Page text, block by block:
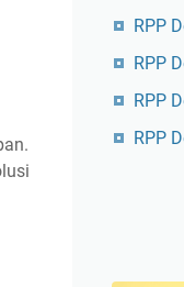
RPP
RPP
RPP
RPP